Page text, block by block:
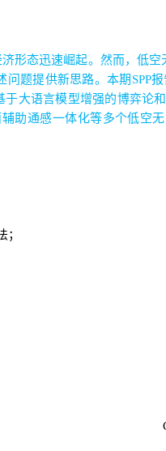
形态迅速崛起。然而，低
问题提供新思路。本期 SPP报
大语言模型增强的博弈论
助通感一体化等多个低空
；